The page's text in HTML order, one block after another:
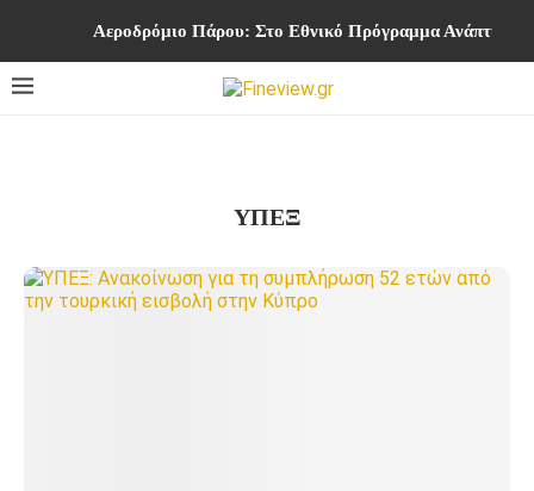
Αεροδρόμιο Πάρου: Στο Εθνικό Πρόγραμμα
ΥΠΕΞ